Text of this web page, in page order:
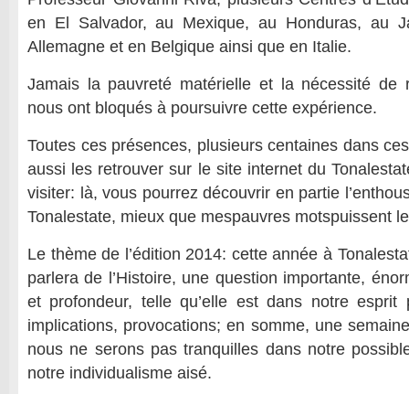
en El Salvador, au Mexique, au Honduras, au
Allemagne et en Belgique ainsi que en Italie.
Jamais la pauvreté matérielle et la nécessité de
nous ont bloqués à poursuivre cette expérience.
Toutes ces présences, plusieurs centaines dans
aussi les retrouver sur le site internet du
visiter: là, vous pourrez découvrir en partie
Tonalestate, mieux que mespauvres motspuissent
Le thème de l’édition 2014: cette année à
parlera de l’Histoire, une question importante,
et profondeur, telle qu’elle est dans notre esprit
implications, provocations; en somme, une
nous ne serons pas tranquilles dans notre
notre individualisme aisé.